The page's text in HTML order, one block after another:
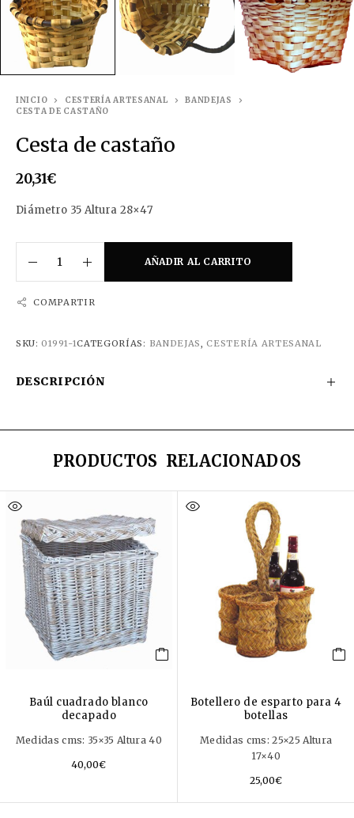
INICIO CESTERÍA ARTESANAL
BANDEJAS
CESTA DE CASTAÑO
Cesta de castaño
20,31€
Diámetro 35 Altura 28×47
AÑADIR AL CARRITO
COMPARTIR
SKU:01991-1CATEGORÍAS: BANDEJAS, CESTERÍA ARTESANAL
DESCRIPCIÓN
PRODUCTOS RELACIONADOS
Baúl cuadrado blanco
decapado
Medidas cms: 35×35 Altura 40
40,00€
Botellero de esparto para 4
botellas
Medidas cms: 25×25 Altura
17×40
25,00€